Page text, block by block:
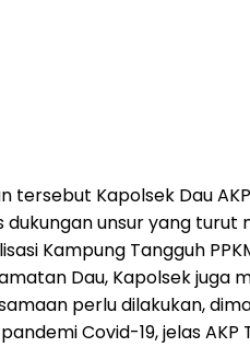
tersebut Kapolsek Dau
dukungan unsur yang
Kampung Tangguh
Dau, Kapolsek juga
perlu dilakukan,
Covid-19, jelas AKP